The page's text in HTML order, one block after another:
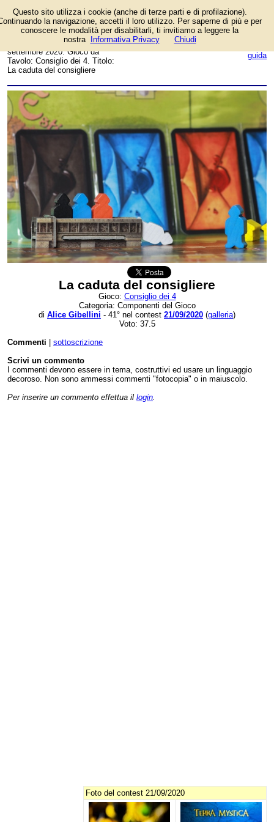
guida
Foto dell'autore Alice
Gibellini candidata al contest
fotografico su FotoGiochi.
Data inserimento: domenica 20
settembre 2020. Gioco da
Tavolo: Consiglio dei 4. Titolo:
La caduta del consigliere
La caduta del consigliere
Gioco: Consiglio dei 4
Categoria: Componenti del Gioco
di Alice Gibellini - 41° nel contest 21/09/2020 (galleria)
Voto: 37.5
Commenti
sottoscrizione
Scrivi un commento
I commenti devono essere in tema, costruttivi ed usare un linguaggio
decoroso. Non sono ammessi commenti "fotocopia" o in maiuscolo.
Per inserire un commento effettua il login
Foto del contest 21/09/2020
Questo sito utilizza i cookie (anche di terze parti e di profilazione).
la navigazione, accetti il loro utilizzo. Per saperne di più e per
conoscere le modalità per disabilitarli, ti invitiamo a leggere la
nostra
Informativa Privacy Chiudi